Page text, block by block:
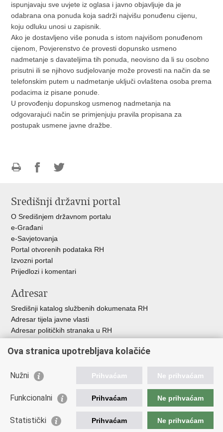
ispunjavaju sve uvjete iz oglasa i javno objavljuje da je
odabrana ona ponuda koja sadrži najvišu ponuđenu cijenu,
koju odluku unosi u zapisnik.
Ako je dostavljeno više ponuda s istom najvišom ponuđenom
cijenom, Povjerenstvo će provesti dopunsko usmeno
nadmetanje s davateljima tih ponuda, neovisno da li su osobno
prisutni ili se njihovo sudjelovanje može provesti na način da se
telefonskim putem u nadmetanje uključi ovlaštena osoba prema
podacima iz pisane ponude.
U provođenju dopunskog usmenog nadmetanja na
odgovarajući način se primjenjuju pravila propisana za
postupak usmene javne dražbe.
FacebookuTwitteru
Središnji državni portal
O Središnjem državnom portalu
e-Građani
e-Savjetovanja
Portal otvorenih podataka RH
Izvozni portal
Prijedlozi i komentari
Adresar
Središnji katalog službenih dokumenata RH
Adresar tijela javne vlasti
Adresar političkih stranaka u RH
Besplatni telefoni javne uprave
Važne poveznice
Vlada Republike Hrvatske
Europska komisija
Ova stranica upotrebljava kolačiće
Nužni Prihvaćam Ne prihvaćam
Funkcionalni Prihvaćam Ne prihvaćam
Statistički Prihvaćam Ne prihvaćam